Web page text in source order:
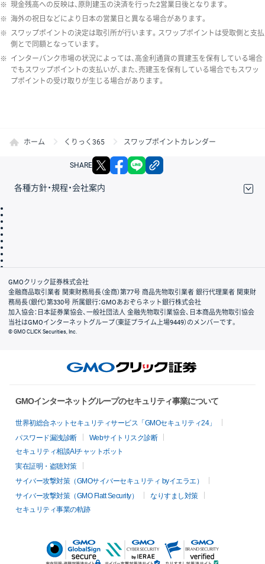
※ 現金残高への反映は、原則建玉の決済を行った2営業日後となります。
※ 海外の祝日などにより日本の営業日と異なる場合があります。
※ スワップポイントの決定は取引所が行います。スワップポイントは受取側と支払
側とで同額となっています。
※ インターバンク市場の状況によっては、高金利通貨の買建玉を保有している場合
でもスワップポイントの支払いが、また、売建玉を保有している場合でもスワッ
プポイントの受け取りが生じる場合があります。
ホーム くりっく365 スワップポイントカレンダー
SHARE X facebook
各種方針・規程・会社案内
会社案内
GMOクリック証券株式会社
金融商品取引業者 関東財務局長（金商）第77号 商品先物取引業者 銀行代理業者 関東財
務局長（銀代）第330号 所属銀行：GMOあおぞらネット銀行株式会社
加入協会：日本証券業協会、一般社団法人 金融先物取引業協会、日本商品先物取引協会
当社はGMOインターネットグループ（東証プライム上場9449）のメンバーです。
© GMO CLICK Securities, Inc.
GMOインターネットグループのセキュリティ事業について
世界初総合ネットセキュリティサービス「GMOセキュリティ24」
パスワード漏洩診断
Webサイトリスク診断
セキュリティ相談AIチャットボット
実在証明・盗聴対策
サイバー攻撃対策（GMOサイバーセキュリティ byイエラエ）
サイバー攻撃対策（GMO Flatt Security）
なりすまし対策
セキュリティ事業の軌跡